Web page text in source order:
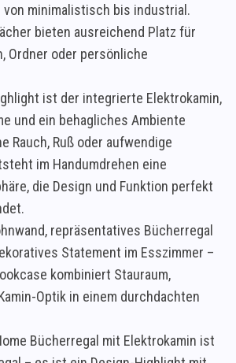
minimalistisch bis industrial.
bieten ausreichend Platz für
Ordner oder persönliche
ist der integrierte Elektrokamin,
und ein behagliches Ambiente
Rauch, Ruß oder aufwendige
im Handumdrehen eine
die Design und Funktion perfekt
repräsentatives Bücherregal
Statement im Esszimmer –
kombiniert Stauraum,
Optik in einem durchdachten
Bücherregal mit Elektrokamin ist